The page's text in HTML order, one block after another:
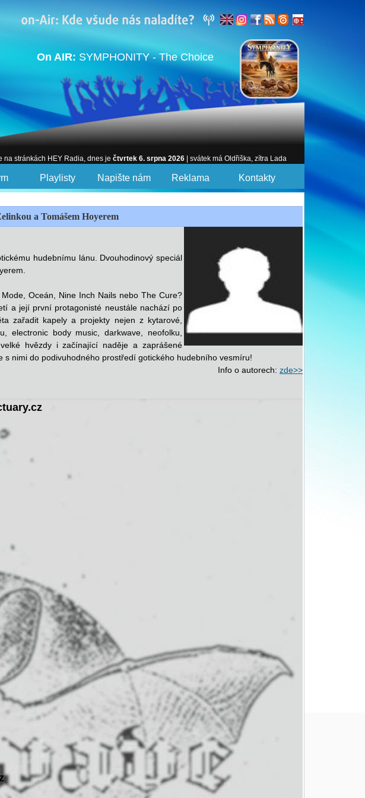
On AIR: SYMPHONITY - The Choice
na stránkách HEY Radia, dnes je čtvrtek 6. srpna 2026 | svátek má Oldřiška, zítra Lada
Playlisty Napište nám Reklama Kontakty
a Tomášem Hoyerem
hudebnímu lánu. Dvouhodinový speciál
Oceán, Nine Inch Nails nebo The Cure?
a její první protagonisté neustále nachází po
zařadit kapely a projekty nejen z kytarové,
electronic body music, darkwave, neofolku,
hvězdy i začínající naděje a zaprášené
nimi do podivuhodného prostředí gotického hudebního vesmíru!
Info o autorech: zde>>